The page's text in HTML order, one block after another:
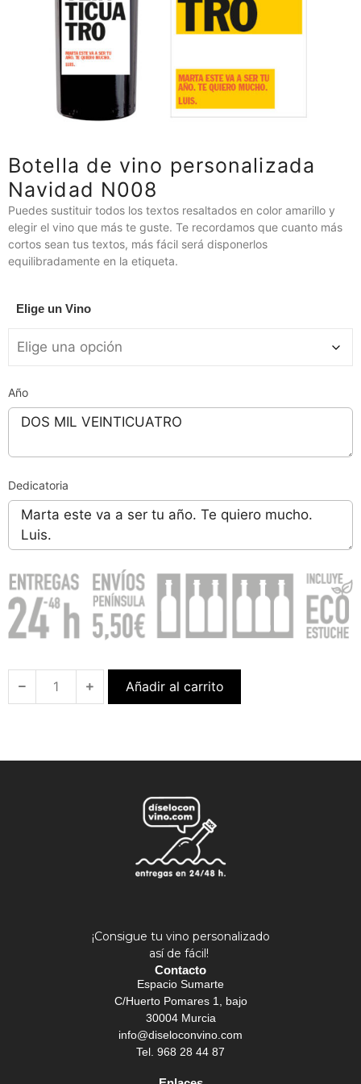
Botella de vino personalizada
Navidad N008
Puedes sustituir todos los textos resaltados en color amarillo y
elegir el vino que más te guste. Te recordamos que cuanto más
cortos sean tus textos, más fácil será disponerlos
equilibradamente en la etiqueta.
Elige un Vino
Año
Dedicatoria
Añadir al carrito
¡Consigue tu vino personalizado
así de fácil!
Contacto
Espacio Sumarte
C/Huerto Pomares 1, bajo
30004 Murcia
info@diseloconvino.com
Tel. 968 28 44 87